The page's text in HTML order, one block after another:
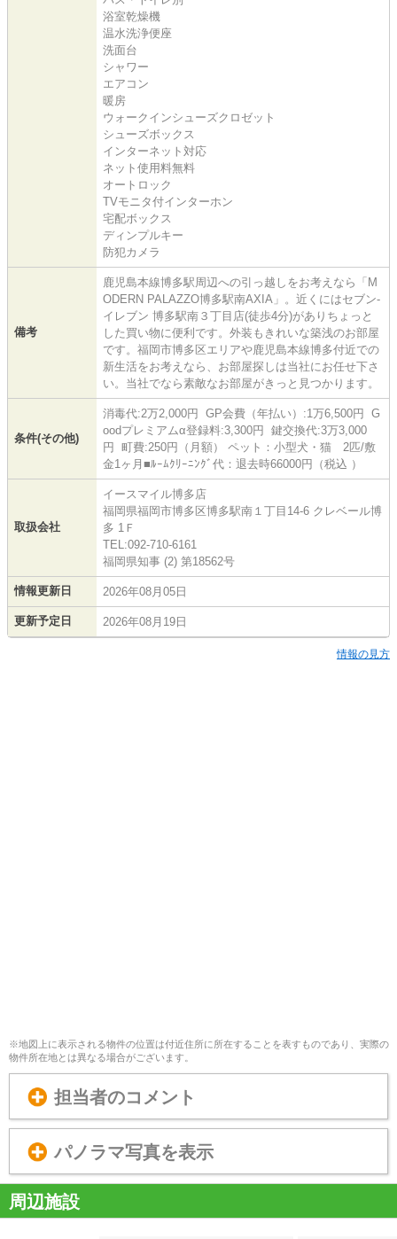
浴室乾燥機
温水洗浄便座
洗面台
シャワー
エアコン
暖房
ウォークインシューズクロゼット
シューズボックス
インターネット対応
ネット使用料無料
オートロック
TVモニタ付インターホン
宅配ボックス
ディンプルキー
防犯カメラ
備考
鹿児島本線博多駅周辺への引っ越しをお考えなら「M
ODERN PALAZZO博多駅南AXIA」。近くにはセブン‐
イレブン 博多駅南３丁目店(徒歩4分)がありちょっと
した買い物に便利です。外装もきれいな築浅のお部屋
です。福岡市博多区エリアや鹿児島本線博多付近での
新生活をお考えなら、お部屋探しは当社にお任せ下さ
い。当社でなら素敵なお部屋がきっと見つかります。
条件(その他)
消毒代:2万2,000円 GP会費（年払い）:1万6,500円 G
oodプレミアムα登録料:3,300円 鍵交換代:3万3,000
円 町費:250円（月額） ペット：小型犬・猫 2匹/敷
金1ヶ月■ﾙｰﾑｸﾘｰﾆﾝｸﾞ代：退去時66000円（税込 ）
取扱会社
イースマイル博多店
福岡県福岡市博多区博多駅南１丁目14-6 クレベール博
多 1Ｆ
TEL:092-710-6161
福岡県知事 (2) 第18562号
情報更新日 2026年08月05日
更新予定日 2026年08月19日
情報の見方
※地図上に表示される物件の位置は付近住所に所在することを表すものであり、実際の
物件所在地とは異なる場合がございます。
担当者のコメント
パノラマ写真を表示
周辺施設